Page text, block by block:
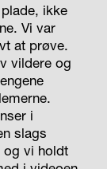
ikke
Vi var
at prøve.
vildere og
i
slags
og vi holdt